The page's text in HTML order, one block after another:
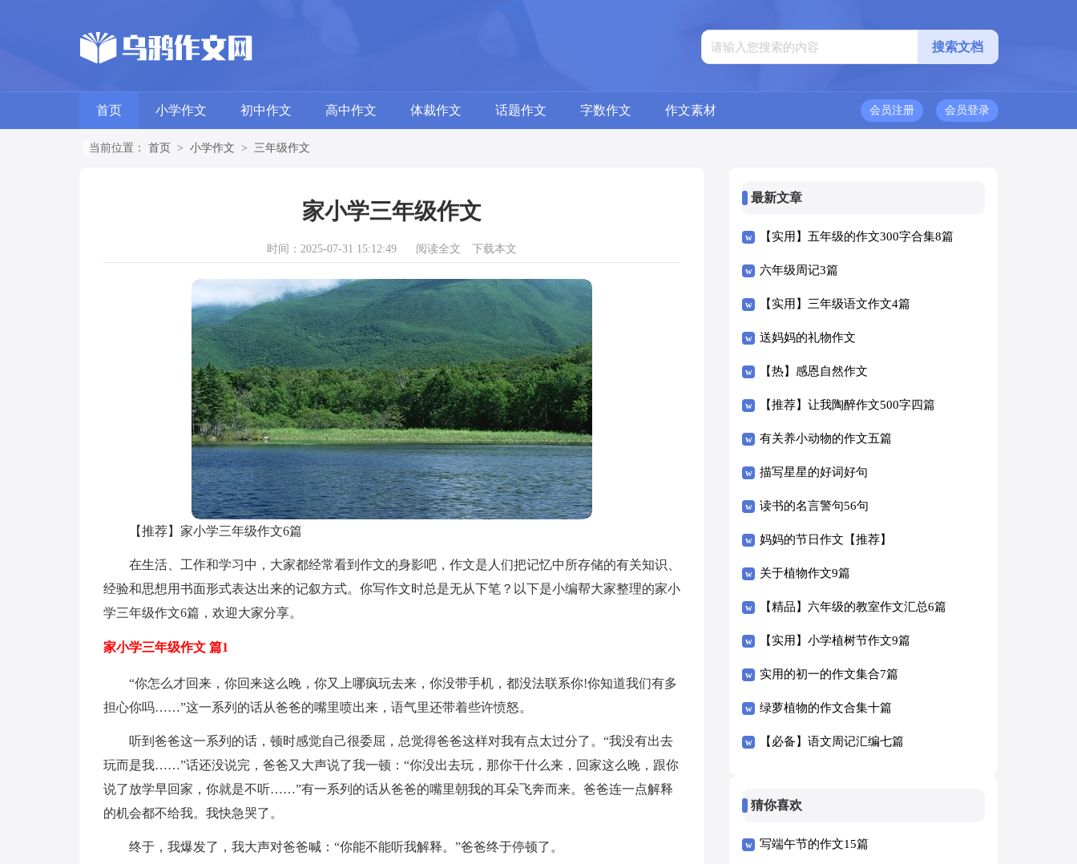
首页 小学作文 初中作文 高中作文 体裁作文 话题作文 字数作文 作文素材 会员登录
会员注册
当前位置： 首页 > 小学作文 > 三年级作文
家小学三年级作文
时间：2025-07-31 15:12:49 阅读全文 下载本文
【推荐】家小学三年级作文6篇
在生活、工作和学习中，大家都经常看到作文的身影吧，作文是人们把记忆中所存储的有关知识、
经验和思想用书面形式表达出来的记叙方式。你写作文时总是无从下笔？以下是小编帮大家整理的家小
学三年级作文6篇，欢迎大家分享。
家小学三年级作文 篇1
“你怎么才回来，你回来这么晚，你又上哪疯玩去来，你没带手机，都没法联系你!你知道我们有多
担心你吗……”这一系列的话从爸爸的嘴里喷出来，语气里还带着些许愤怒。
听到爸爸这一系列的话，顿时感觉自己很委屈，总觉得爸爸这样对我有点太过分了。“我没有出去
玩而是我……”话还没说完，爸爸又大声说了我一顿：“你没出去玩，那你干什么来，回家这么晚，跟你
说了放学早回家，你就是不听……”有一系列的话从爸爸的嘴里朝我的耳朵飞奔而来。爸爸连一点解释
的机会都不给我。我快急哭了。
终于，我爆发了，我大声对爸爸喊：“你能不能听我解释。”爸爸终于停顿了。
最新文章
【实用】五年级的作文300字合集8篇
六年级周记3篇
【实用】三年级语文作文4篇
送妈妈的礼物作文
【热】感恩自然作文
【推荐】让我陶醉作文500字四篇
有关养小动物的作文五篇
描写星星的好词好句
读书的名言警句56句
妈妈的节日作文【推荐】
关于植物作文9篇
【精品】六年级的教室作文汇总6篇
【实用】小学植树节作文9篇
实用的初一的作文集合7篇
绿萝植物的作文合集十篇
【必备】语文周记汇编七篇
猜你喜欢
写端午节的作文15篇